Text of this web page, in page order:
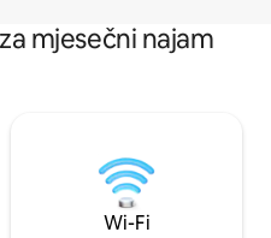
mjesečni najam
Wi-Fi